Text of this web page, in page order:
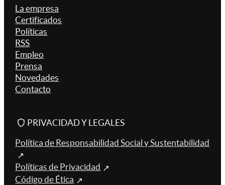
La empresa
Certificados
Políticas
RSS
Empleo
Prensa
Novedades
Contacto
PRIVACIDAD Y LEGALES
Política de Responsabilidad Social y Sustentabilidad
Políticas de Privacidad
Código de Ética